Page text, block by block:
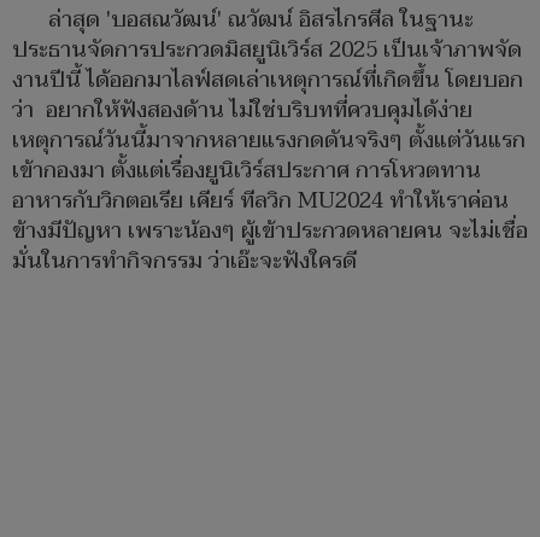
ล่าสุด 'บอสณวัฒน์' ณวัฒน์ อิสรไกรศีล ในฐานะ
ประธานจัดการประกวดมิสยูนิเวิร์ส 2025 เป็นเจ้าภาพจัด
งานปีนี้ ได้ออกมาไลฟ์สดเล่าเหตุการณ์ที่เกิดขึ้น โดยบอก
ว่า อยากให้ฟังสองด้าน ไม่ใช่บริบทที่ควบคุมได้ง่าย
เหตุการณ์วันนี้มาจากหลายแรงกดดันจริงๆ ตั้งแต่วันแรก
เข้ากองมา ตั้งแต่เรื่องยูนิเวิร์สประกาศ การโหวตทาน
อาหารกับวิกตอเรีย เคียร์ ทีลวิก MU2024 ทำให้เราค่อน
ข้างมีปัญหา เพราะน้องๆ ผู้เข้าประกวดหลายคน จะไม่เชื่อ
มั่นในการทำกิจกรรม ว่าเอ๊ะจะฟังใครดี